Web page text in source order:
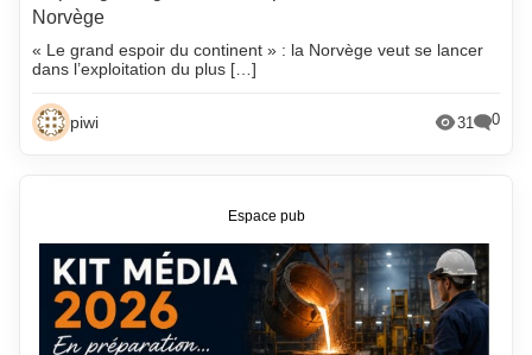
Norvège
« Le grand espoir du continent » : la Norvège veut se lancer
dans l’exploitation du plus […]
piwi 31 0
Espace pub